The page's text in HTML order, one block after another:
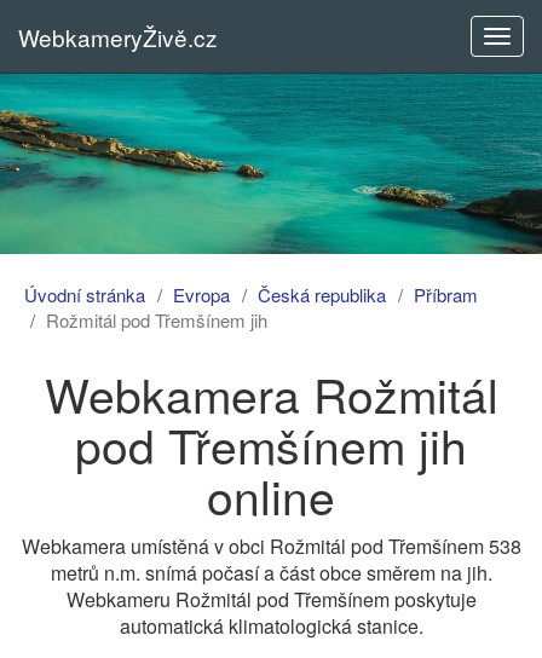
menu
WebkameryŽivě.cz
Úvodní stránka Evropa Česká republika
Příbram
Rožmitál pod Třemšínem jih
Webkamera Rožmitál
pod Třemšínem jih
online
Webkamera umístěná v obci Rožmitál pod Třemšínem 538
metrů n.m. snímá počasí a část obce směrem na jih.
Webkameru Rožmitál pod Třemšínem poskytuje
automatická klimatologická stanice.